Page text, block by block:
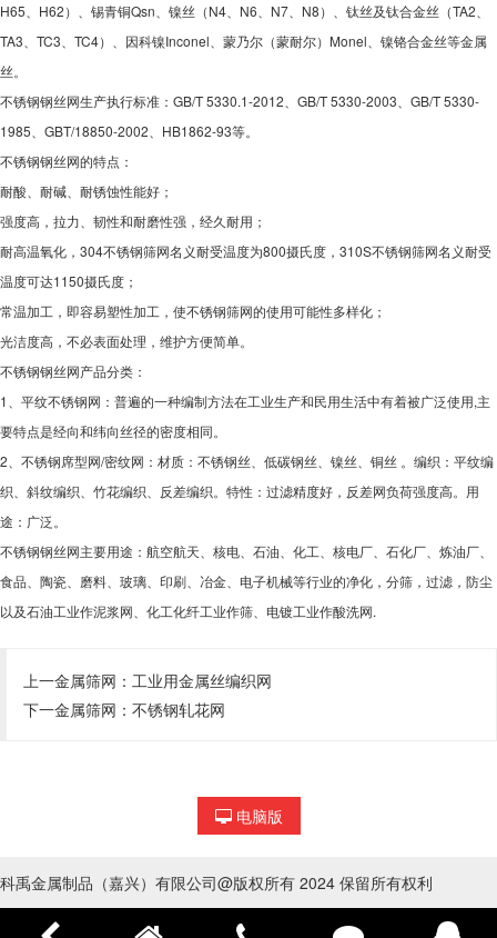
H65、H62）、锡青铜Qsn、镍丝（N4、N6、N7、N8）、钛丝及钛合金丝（TA2、
TA3、TC3、TC4）、因科镍Inconel、蒙乃尔（蒙耐尔）Monel、镍铬合金丝等金属
丝。
不锈钢钢丝网生产执行标准：GB/T 5330.1-2012、GB/T 5330-2003、GB/T 5330-
1985、GBT/18850-2002、HB1862-93等。
不锈钢钢丝网的特点：
耐酸、耐碱、耐锈蚀性能好；
强度高，拉力、韧性和耐磨性强，经久耐用；
耐高温氧化，304不锈钢筛网名义耐受温度为800摄氏度，310S不锈钢筛网名义耐受
温度可达1150摄氏度；
常温加工，即容易塑性加工，使不锈钢筛网的使用可能性多样化；
光洁度高，不必表面处理，维护方便简单。
不锈钢钢丝网产品分类：
1、平纹不锈钢网：普遍的一种编制方法在工业生产和民用生活中有着被广泛使用,主
要特点是经向和纬向丝径的密度相同。
2、不锈钢席型网/密纹网：材质：不锈钢丝、低碳钢丝、镍丝、铜丝 。编织：平纹编
织、斜纹编织、竹花编织、反差编织。特性：过滤精度好，反差网负荷强度高。用
途：广泛。
不锈钢钢丝网主要用途：航空航天、核电、石油、化工、核电厂、石化厂、炼油厂、
食品、陶瓷、磨料、玻璃、印刷、冶金、电子机械等行业的净化，分筛，过滤，防尘
以及石油工业作泥浆网、化工化纤工业作筛、电镀工业作酸洗网.
上一金属筛网： 工业用金属丝编织网
下一金属筛网： 不锈钢轧花网
电脑版
科禹金属制品（嘉兴）有限公司@版权所有 2024 保留所有权利